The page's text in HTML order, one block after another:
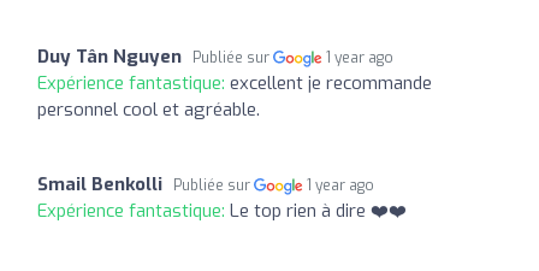
Duy Tân Nguyen Publiée sur 1 year ago
Expérience fantastique: excellent je recommande
personnel cool et agréable.
Smail Benkolli Publiée sur 1 year ago
Expérience fantastique: Le top rien à dire ❤️❤️